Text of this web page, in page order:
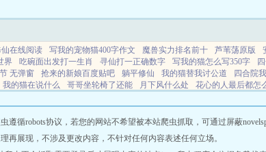
在线阅读 写我的宠物猫400字作文 魔兽实力排名前十 芦苇荡原版
界 吃碗面出发打一生肖 寻仙打一正确数字 写我的猫怎么写350字
无弹窗 抢来的新娘百度贴吧 躺平修仙 我的猫替我讨公道 四合院
我的猫在说什么 哥哥坐轮椅了还能 月下风什么处 花心的人最后都怎
txt 小妖精又苏又撩的作者 我有一把杀猪刀短剧在线观看 抢来的新
江湖往事青岛聂磊 青梅竹马剧情反转片段 恶龙竟是公主变的 男
空缺的结尾什么意思 花心还要花多久 我们又不是情侣对你做不了什么
循robots协议，若您的网站不希望被本站爬虫抓取，可通过屏蔽
再展现，不涉及更改内容，不针对任何内容表述任何立场。